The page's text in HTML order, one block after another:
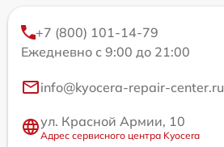
+7 (800) 101-14-79
Ежедневно с 9:00 до 21:00
info@kyocera-repair-center.ru
ул. Красной Армии, 10
Адрес сервисного центра Kyocera